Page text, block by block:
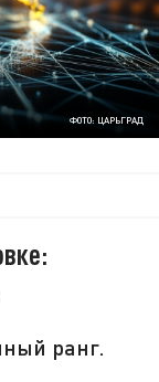
ФОТО: ЦАРЬГРАД
ранг.